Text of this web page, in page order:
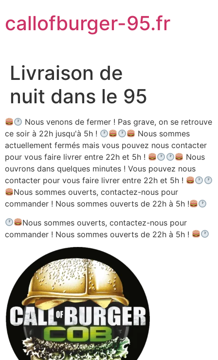
contenu
callofburger-95.fr
Livraison de
nuit dans le 95
Nous venons de fermer ! Pas grave, on se retrouve
ce soir à 22h jusqu'à 5h !
Nous sommes
actuellement fermés mais vous pouvez nous contacter
pour vous faire livrer entre 22h et 5h !
Nous
ouvrons dans quelques minutes ! Vous pouvez nous
contacter pour vous faire livrer entre 22h et 5h !
Nous sommes ouverts, contactez-nous pour
commander ! Nous sommes ouverts de 22h à 5h !
Nous sommes ouverts, contactez-nous pour
commander ! Nous sommes ouverts de 22h à 5h !